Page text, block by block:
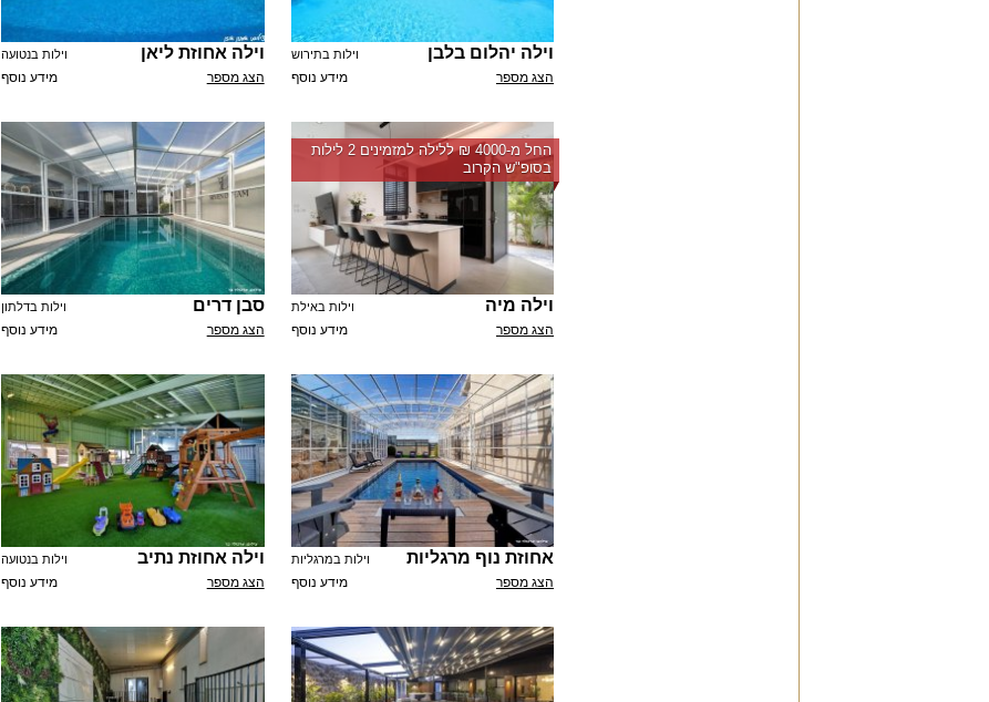
וילה יהלום בלבן וילות בתירוש
מידע נוסף הצג מספר
וילה אחוזת ליאן וילות בנטועה
מידע נוסף הצג מספר
החל מ-‏4000 ₪ ללילה למזמינים 2 לילות
בסופ"ש הקרוב
וילה מיה וילות באילת
מידע נוסף הצג מספר
סבן דרים וילות בדלתון
מידע נוסף הצג מספר
אחוזת נוף מרגליות וילות במרגליות
מידע נוסף הצג מספר
וילה אחוזת נתיב וילות בנטועה
מידע נוסף הצג מספר